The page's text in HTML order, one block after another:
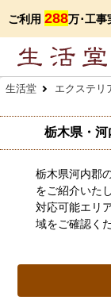
ご利用 288万･工事
生活堂 エクステリ
栃木県・河
栃木県河内郡
をご紹介いた
対応可能エリ
域をご確認く